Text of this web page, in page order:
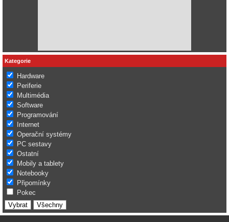
Kategorie
Hardware
Periferie
Multimédia
Software
Programování
Internet
Operační systémy
PC sestavy
Ostatní
Mobily a tablety
Notebooky
Připomínky
Pokec